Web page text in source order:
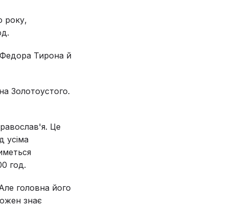
року,
Федора Тирона й
Золотоустого.
Це
усіма
год.
головна його
знає